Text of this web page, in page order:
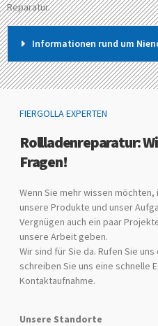
Reparatur.
Informationen rund um
FIERGOLLA EXPERTEN
Rollladenreparatur:
Fragen!
Wenn Sie mehr wissen
unsere Produkte und unser
Vergnügen auch ein paar
unsere Arbeit geben.
Wir sind für Sie da. Rufen Sie
schreiben Sie uns eine schnelle
Kontaktaufnahme.
Unsere Standorte